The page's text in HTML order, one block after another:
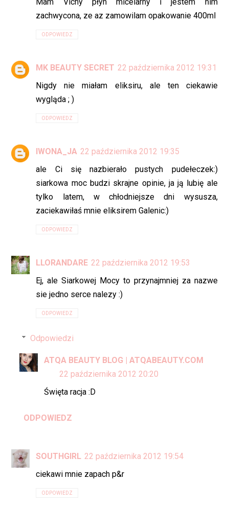
zachwycona, ze az zamowilam opakowanie 400ml
ODPOWIEDZ
MK BEAUTY SECRET 22 października 2012 19:31
Nigdy nie miałam eliksiru, ale ten ciekawie
wygląda ; )
ODPOWIEDZ
IWONA_JA 22 października 2012 19:35
ale Ci się nazbierało pustych pudełeczek:)
siarkowa moc budzi skrajne opinie, ja ją lubię ale
tylko latem, w chłodniejsze dni wysusza,
zaciekawiłaś mnie eliksirem Galenic:)
ODPOWIEDZ
LLORANDARE 22 października 2012 19:53
Ej, ale Siarkowej Mocy to przynajmniej za nazwe
sie jedno serce nalezy :)
ODPOWIEDZ
Odpowiedzi
ATQA BEAUTY BLOG | ATQABEAUTY.COM
22 października 2012 20:20
Święta racja :D
ODPOWIEDZ
SOUTHGIRL 22 października 2012 19:54
ciekawi mnie zapach p&r
ODPOWIEDZ